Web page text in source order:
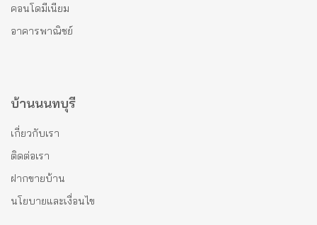
คอนโดมีเนียม
อาคารพาณิชย์
บ้านนนทบุรี
เกี่ยวกับเรา
ติดต่อเรา
ฝากขายบ้าน
นโยบายและเงื่อนไข